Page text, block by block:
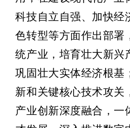
科技自立自强、加快经
色转型等方面作出部署
统产业，培育壮大新兴
巩固壮大实体经济根基
新和关键核心技术攻关
产业创新深度融合，一